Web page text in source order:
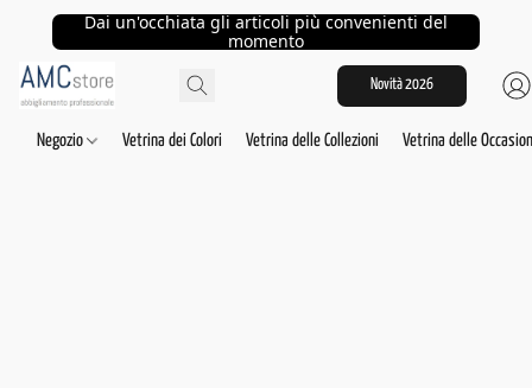
Dai un'occhiata gli articoli più convenienti del
momento
Novità 2026
Negozio Vetrina dei Colori Vetrina delle Collezioni Vetrina delle